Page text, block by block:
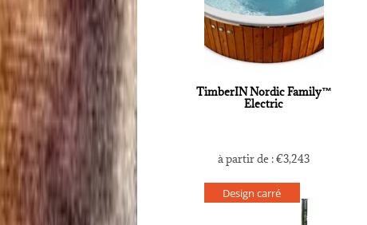
TimberIN Nordic Family™
Electric
à partir de :€3,243
Design carré